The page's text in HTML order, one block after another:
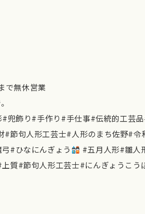
で無休営業
兜飾り#手作り#手仕事#伝統的工芸
節句人形工芸士#人形のまち佐野#令
#ひなにんぎょう
#五月人形#雛人
質#節句人形工芸士#にんぎょうこう